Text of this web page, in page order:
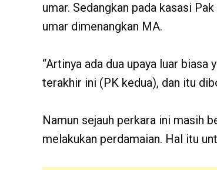
umar. Sedangkan pada kasasi
umar dimenangkan MA.
“Artinya ada dua upaya luar biasa
terakhir ini (PK kedua), dan itu
Namun sejauh perkara ini masih
melakukan perdamaian. Hal itu